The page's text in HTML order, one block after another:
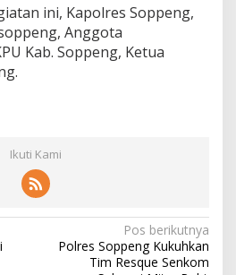
ini, Kapolres Soppeng,
Anggota
Kab. Soppeng, Ketua
Ikuti Kami
Pos berikutnya
Polres Soppeng Kukuhkan
Tim Resque Senkom